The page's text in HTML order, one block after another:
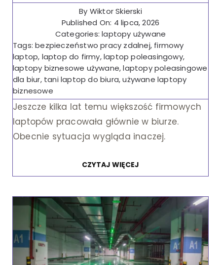
By Wiktor Skierski
Published On: 4 lipca, 2026
Categories:laptopy używane
Tags:bezpieczeństwo pracy zdalnej, firmowy
laptop, laptop do firmy,laptop poleasingowy,
laptopy biznesowe używane,laptopy poleasingowe
dla biur, tani laptop do biura,używane laptopy
biznesowe
Jeszcze kilka lat temu większość firmowych
laptopów pracowała głównie w biurze.
Obecnie sytuacja wygląda inaczej.
CZYTAJ WIĘCEJ